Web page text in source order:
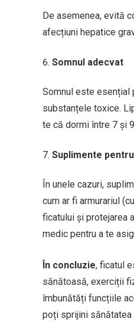
De asemenea, evită
afecțiuni hepatice
Somnul adecvat
Somnul este esențial
substanțele toxice.
te că dormi între 7 și
Suplimente
În unele cazuri,
cum ar fi armurariul
ficatului și protejarea
medic pentru a te
În concluzie, ficatul
sănătoasă, exerciții
îmbunătăți funcțiile
poți sprijini sănătatea